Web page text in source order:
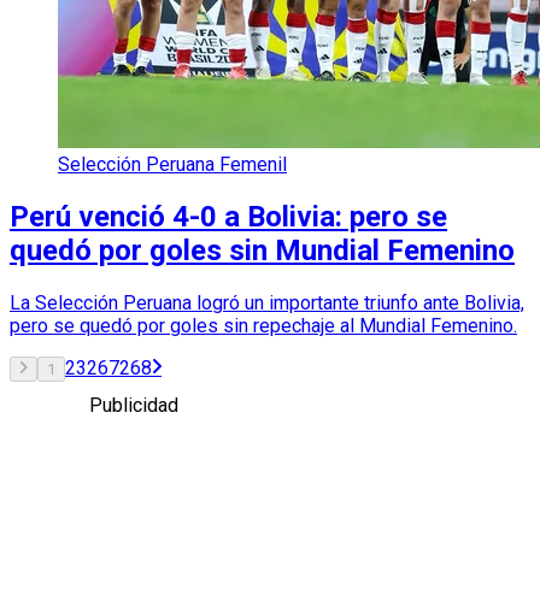
Selección Peruana Femenil
Perú venció 4-0 a Bolivia: pero se
quedó por goles sin Mundial Femenino
La Selección Peruana logró un importante triunfo ante Bolivia,
pero se quedó por goles sin repechaje al Mundial Femenino.
1 23267268
Publicidad